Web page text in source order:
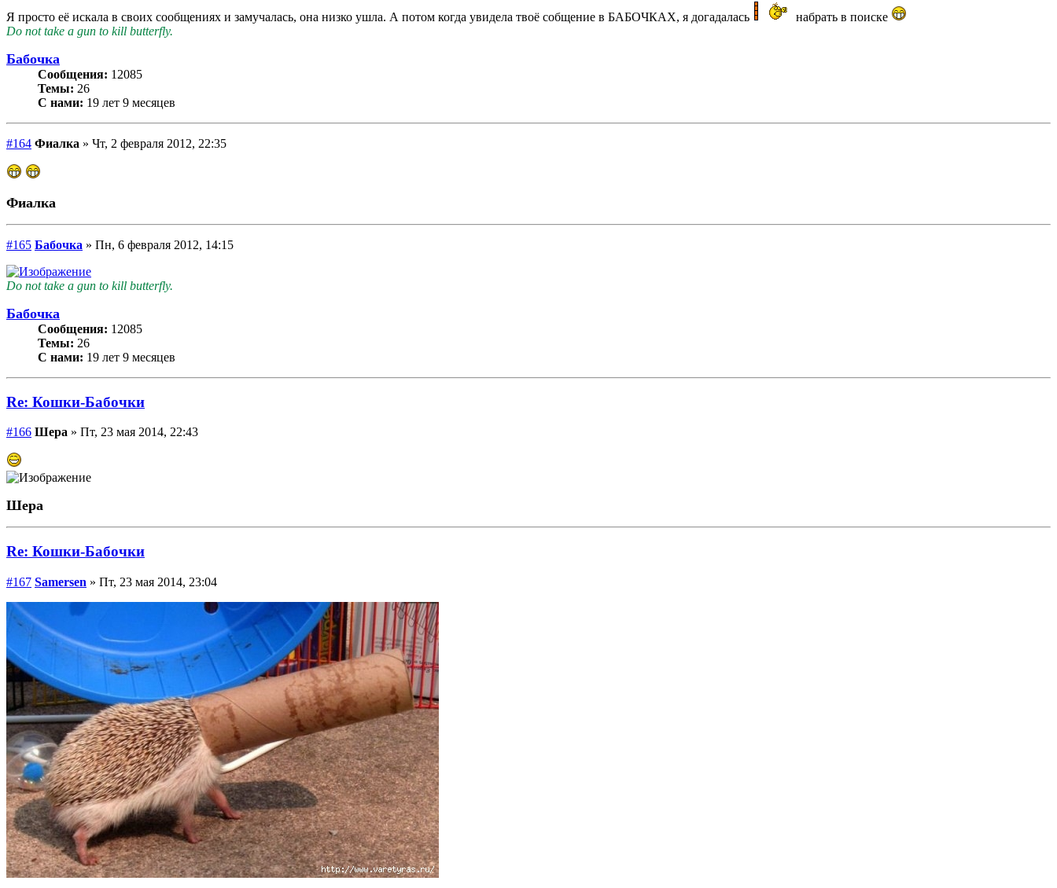
Я просто её искала в своих сообщениях и замучалась, она низко ушла. А потом когда увидела твоё собщение в БАБОЧКАХ, я догадалась
набрать в поиске
Do not take a gun to kill butterfly.
Бабочка
Сообщения: 12085
Темы: 26
С нами: 19 лет 9 месяцев
#164 Фиалка » Чт, 2 февраля 2012, 22:35
Фиалка
#165 Бабочка » Пн, 6 февраля 2012, 14:15
Do not take a gun to kill butterfly.
Бабочка
Сообщения: 12085
Темы: 26
С нами: 19 лет 9 месяцев
Re: Кошки-Бабочки
#166 Шера » Пт, 23 мая 2014, 22:43
Шера
Re: Кошки-Бабочки
#167 Samersen » Пт, 23 мая 2014, 23:04